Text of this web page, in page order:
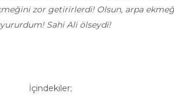
zor getirirlerdi! Olsun, arpa
Sahi Ali ölseydi!
İçindekiler;